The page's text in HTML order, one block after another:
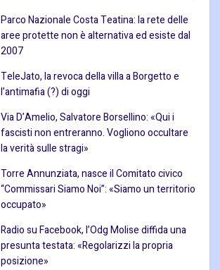
Parco Nazionale Costa Teatina: la rete delle
aree protette non è alternativa ed esiste dal
2007
TeleJato, la revoca della villa a Borgetto e
l’antimafia (?) di oggi
Via D’Amelio, Salvatore Borsellino: «Qui i
fascisti non entreranno. Vogliono occultare
la verità sulle stragi»
Torre Annunziata, nasce il Comitato civico
“Commissari Siamo Noi”: «Siamo un territorio
occupato»
Radio su Facebook, l’Odg Molise diffida una
presunta testata: «Regolarizzi la propria
posizione»